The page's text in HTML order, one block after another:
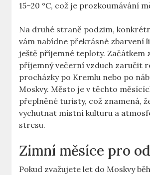
15–20 °C, což je prozkoumávání
Na druhé straně podzim,
vám nabídne překrásné zbarvení
ještě příjemné teploty. Začátkem
příjemný večerní vzduch zaručit
procházky po Kremlu nebo po
Moskvy. Město je v těchto
přeplněné turisty, což znamená,
vychutnat místní kulturu a
stresu.
Zimní měsíce pro
Pokud zvažujete let do Moskvy